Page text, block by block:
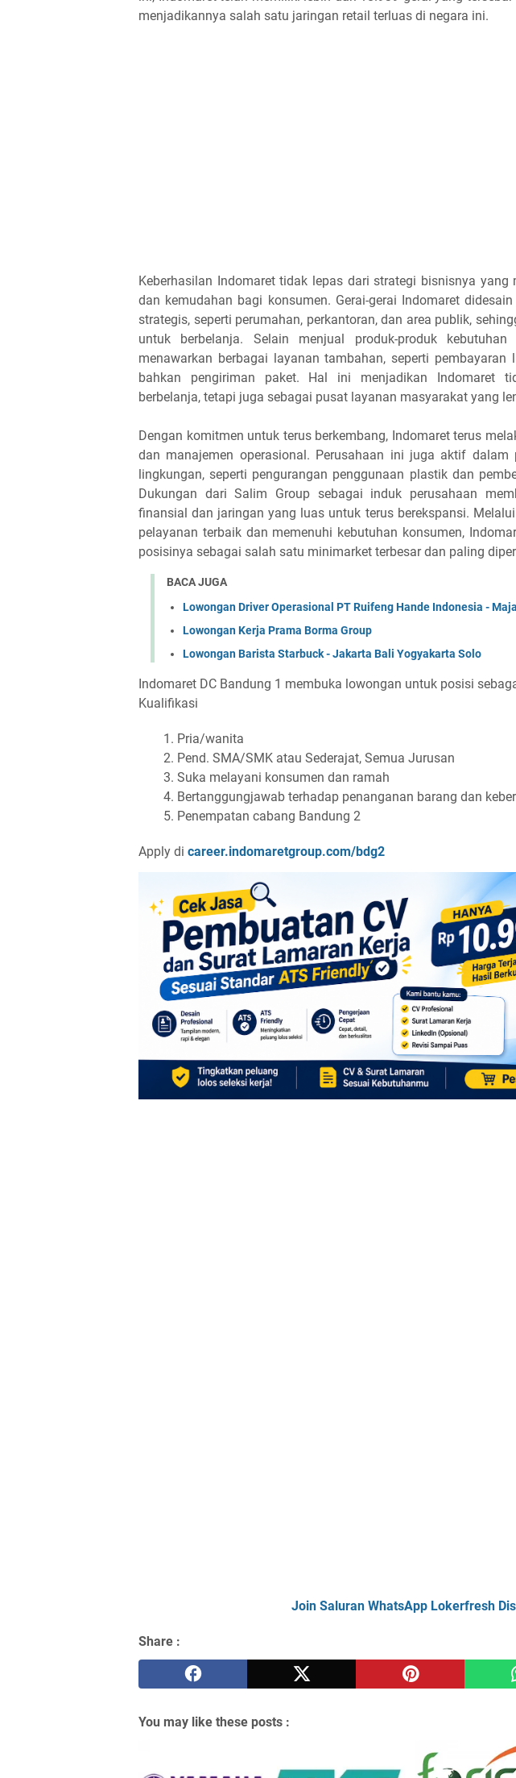
menjadikannya salah satu jaringan retail terluas di negara ini.
Keberhasilan Indomaret tidak lepas dari strategi bisnisnya yang
dan kemudahan bagi konsumen. Gerai-gerai Indomaret
strategis, seperti perumahan, perkantoran, dan area publik,
untuk berbelanja. Selain menjual produk-produk kebutuhan
menawarkan berbagai layanan tambahan, seperti pembayaran
bahkan pengiriman paket. Hal ini menjadikan Indomaret
berbelanja, tetapi juga sebagai pusat layanan masyarakat yang
Dengan komitmen untuk terus berkembang, Indomaret terus
dan manajemen operasional. Perusahaan ini juga aktif dalam
lingkungan, seperti pengurangan penggunaan plastik dan
Dukungan dari Salim Group sebagai induk perusahaan
finansial dan jaringan yang luas untuk terus berekspansi.
pelayanan terbaik dan memenuhi kebutuhan konsumen,
posisinya sebagai salah satu minimarket terbesar dan paling
BACA JUGA
Lowongan Driver Operasional PT Ruifeng Hande Indonesia -
Lowongan Kerja Prama Borma Group
Lowongan Barista Starbuck - Jakarta Bali Yogyakarta Solo
Indomaret DC Bandung 1 membuka lowongan untuk posisi
Kualifikasi
Pria/wanita
Pend. SMA/SMK atau Sederajat, Semua Jurusan
Suka melayani konsumen dan ramah
Bertanggungjawab terhadap penanganan barang dan
Penempatan cabang Bandung 2
Apply di career.indomaretgroup.com/bdg2
Join Saluran WhatsApp Lokerfresh
Share :
You may like these posts :